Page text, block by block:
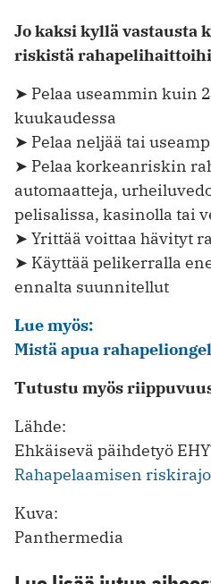
Jo kaksi kyllä vastausta
riskistä
➤ Pelaa useammin kuin
kuukaudessa
➤ Pelaa neljää tai
➤ Pelaa korkeanriskin
automaatteja,
pelisalissa, kasinolla tai
➤ Yrittää voittaa hävityt
➤ Käyttää pelikerralla
ennalta suunnitellut
Lue myös:
Mistä apua
Tutustu myös
Lähde:
Ehkäisevä päihdetyö
Rahapelaamisen
Kuva:
Panthermedia